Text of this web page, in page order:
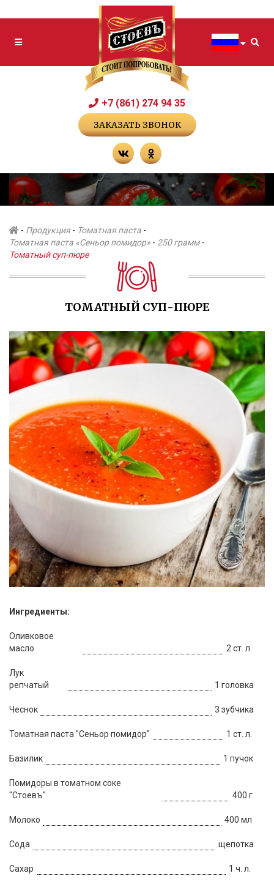
+7 (861) 274 94 35
ЗАКАЗАТЬ ЗВОНОК
- Продукция- Томатная паста -
Томатная паста «Сеньор помидор» - 250 грамм-
Томатный суп-пюре
ТОМАТНЫЙ СУП-ПЮРЕ
Ингредиенты:
Оливковое
масло
2 ст. л.
Лук
репчатый
1 головка
Чеснок 3 зубчика
Томатная паста "Сеньор помидор" 1 ст. л.
Базилик 1 пучок
Помидоры в томатном соке
"Стоевъ"
400 г
Молоко 400 мл
Сода щепотка
Сахар 1 ч. л.